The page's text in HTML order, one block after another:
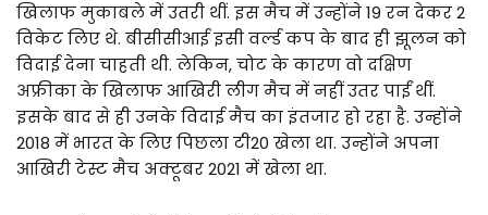
खिलाफ मुकाबले में उतरी थीं. इस मैच में उन्होंने 19 रन देकर 2
विकेट लिए थे. बीसीसीआई इसी वर्ल्ड कप के बाद ही झूलन को
विदाई देना चाहती थी. लेकिन, चोट के कारण वो दक्षिण
अफ्रीका के खिलाफ आखिरी लीग मैच में नहीं उतर पाईं थीं.
इसके बाद से ही उनके विदाई मैच का इंतजार हो रहा है. उन्होंने
2018 में भारत के लिए पिछला टी20 खेला था. उन्होंने अपना
आखिरी टेस्ट मैच अक्टूबर 2021 में खेला था.